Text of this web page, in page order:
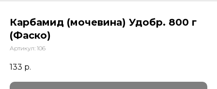
Карбамид (мочевина) Удобр. 800 г
(Фаско)
Артикул: 106
133 р.